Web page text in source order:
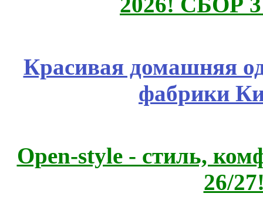
Красивая домашняя
фабрики
Open-style - стиль,
26/